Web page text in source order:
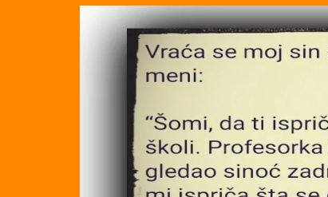
Tag:
<span>Kontrolni
zbog
gubljenja
vremena</span>